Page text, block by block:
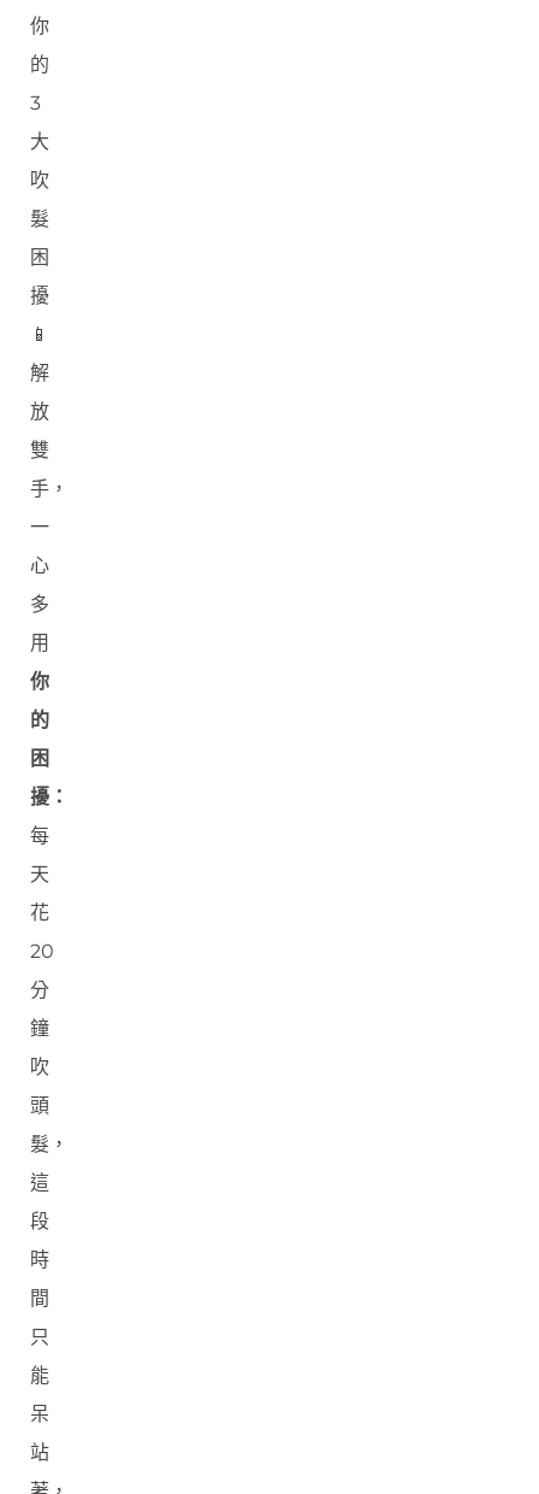
你
的
3
大
吹
髮
困
擾
📱
解
放
雙
手，
一
心
多
用
你
的
困
擾：
每
天
花
20
分
鐘
吹
頭
髮，
這
段
時
間
只
能
呆
站